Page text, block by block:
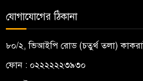
যোগাযোগের ঠিকানা
৮০/২, ভিআইপি রোড (চতুর্থ তলা)
ফোন : ০২২২২২২৩৯৩০